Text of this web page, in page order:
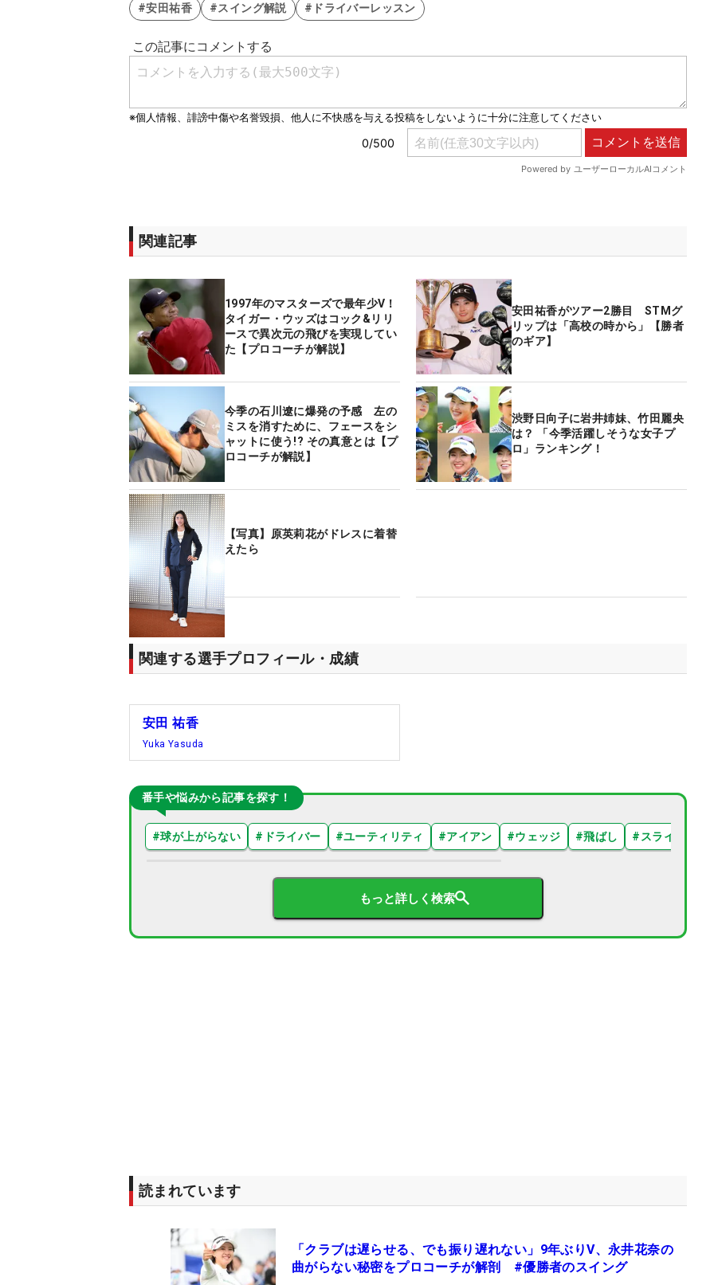
#安田祐香 #スイング解説 #ドライバーレッスン
関連記事
1997年のマスターズで最年少V！
タイガー・ウッズはコック&リリ
ースで異次元の飛びを実現してい
た【プロコーチが解説】
安田祐香がツアー2勝目 STMグ
リップは「高校の時から」【勝者
のギア】
今季の石川遼に爆発の予感 左の
ミスを消すために、フェースをシ
ャットに使う!? その真意とは【プ
ロコーチが解説】
渋野日向子に岩井姉妹、竹田麗央
は？ 「今季活躍しそうな女子プ
ロ」ランキング！
【写真】原英莉花がドレスに着替
えたら
関連する選手プロフィール・成績
安田 祐香
Yuka Yasuda
番手や悩みから記事を探す！
#球が上がらない # ドライバー #ユーティリティ #アイアン #ウェッジ #飛ばし # スライス
もっと詳しく検索
読まれています
「クラブは遅らせる、でも振り遅れない」9年ぶりV、永井花奈の
曲がらない秘密をプロコーチが解剖 #優勝者のスイング